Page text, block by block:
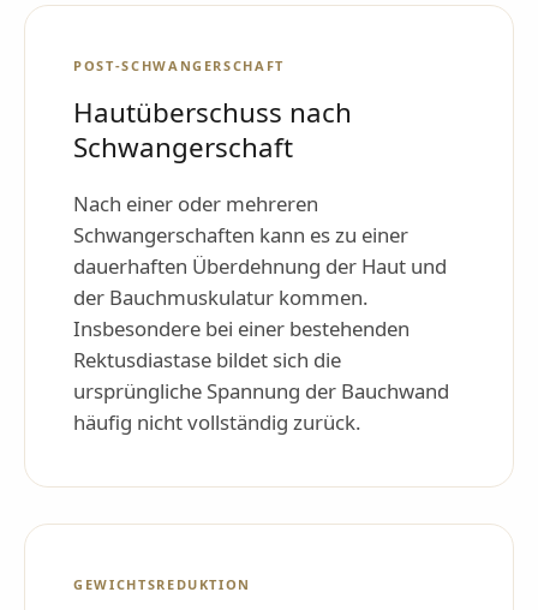
POST-SCHWANGERSCHAFT
Hautüberschuss nach
Schwangerschaft
Nach einer oder mehreren
Schwangerschaften kann es zu einer
dauerhaften Überdehnung der Haut und
der Bauchmuskulatur kommen.
Insbesondere bei einer bestehenden
Rektusdiastase bildet sich die
ursprüngliche Spannung der Bauchwand
häufig nicht vollständig zurück.
GEWICHTSREDUKTION